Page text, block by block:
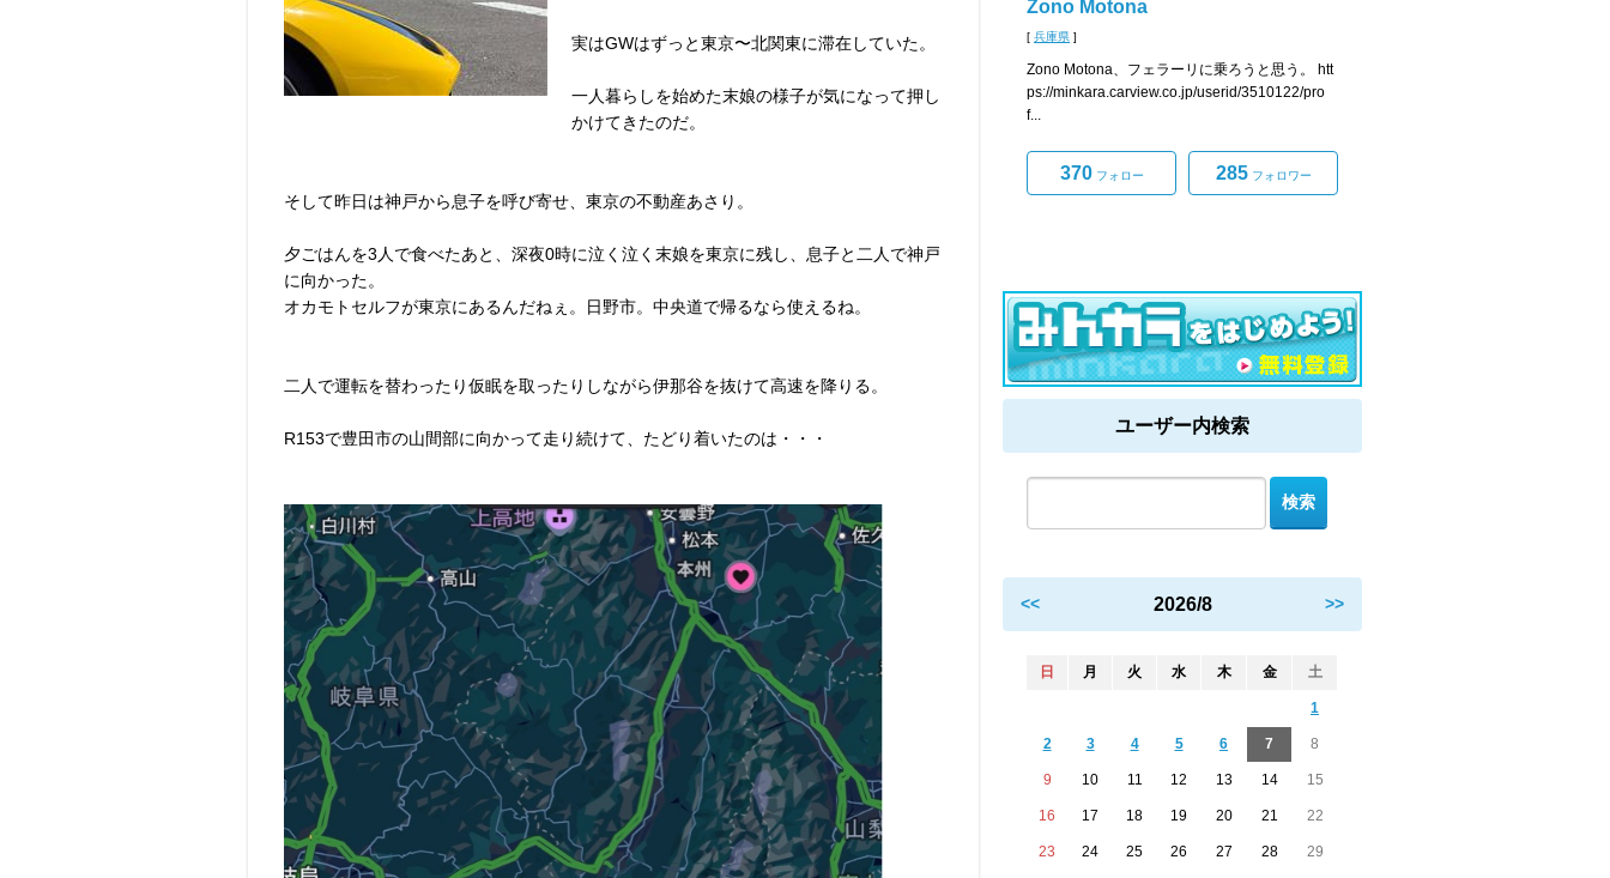
実はGWはずっと東京〜北関東に滞在していた。
一人暮らしを始めた末娘の様子が気になって押し
かけてきたのだ。
そして昨日は神戸から息子を呼び寄せ、東京の不動産あさり。
夕ごはんを3人で食べたあと、深夜0時に泣く泣く末娘を東京に残し、息子と二人で神戸
に向かった。
オカモトセルフが東京にあるんだねぇ。日野市。中央道で帰るなら使えるね。
二人で運転を替わったり仮眠を取ったりしながら伊那谷を抜けて高速を降りる。
R153で豊田市の山間部に向かって走り続けて、たどり着いたのは・・・
Zono Motona
[ 兵庫県 ]
Zono Motona、フェラーリに乗ろうと思う。 htt
ps://minkara.carview.co.jp/userid/3510122/pro
f...
370フォロー 285フォロワー
ユーザー内検索
<< 2026/8 >>
日 月 火 水 木 金 土
1
2 3 4 5 6 7 8
9 10 11 12 13 14 15
16 17 18 19 20 21 22
23 24 25 26 27 28 29